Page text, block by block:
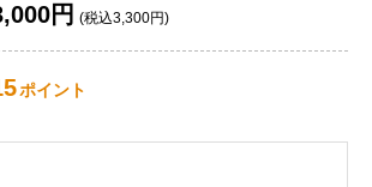
円 (税込3,300円)
ポイント